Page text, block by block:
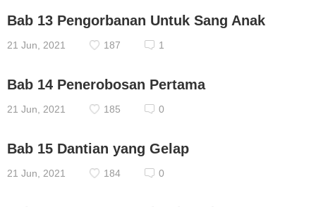
Bab 13 Pengorbanan Untuk Sang Anak
21 Jun, 2021 187 1
Bab 14 Penerobosan Pertama
21 Jun, 2021 185 0
Bab 15 Dantian yang Gelap
21 Jun, 2021 184 0